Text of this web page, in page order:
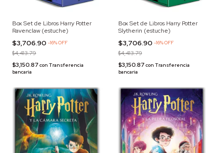
Box Set de Libros Harry Potter
Ravenclaw (estuche)
$3,706.90 -16%OFF
$4,413.79
$3,150.87 con Transferencia
bancaria
Box Set de Libros Harry Potter
Slytherin (estuche)
$3,706.90 -16%OFF
$4,413.79
$3,150.87 con Transferencia
bancaria